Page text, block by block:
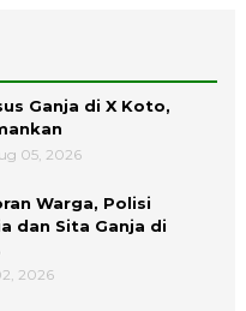
Ganja di X Koto,
05, 2026
Warga, Polisi
dan Sita Ganja di
2026